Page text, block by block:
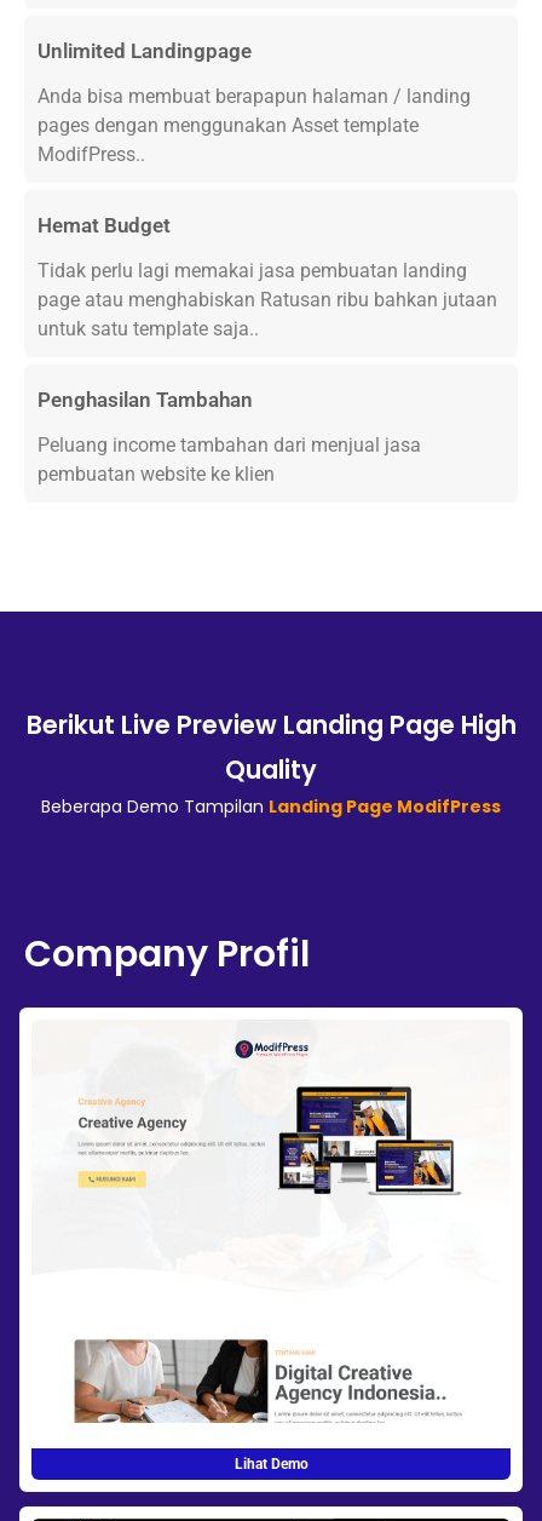
Unlimited Landingpage
Anda bisa membuat berapapun halaman / landing
pages dengan menggunakan Asset template
ModifPress..
Hemat Budget
Tidak perlu lagi memakai jasa pembuatan landing
page atau menghabiskan Ratusan ribu bahkan jutaan
untuk satu template saja..
Penghasilan Tambahan
Peluang income tambahan dari menjual jasa
pembuatan website ke klien
Berikut Live Preview Landing Page High
Quality
Beberapa Demo Tampilan Landing Page ModifPress
Company Profil
Lihat Demo